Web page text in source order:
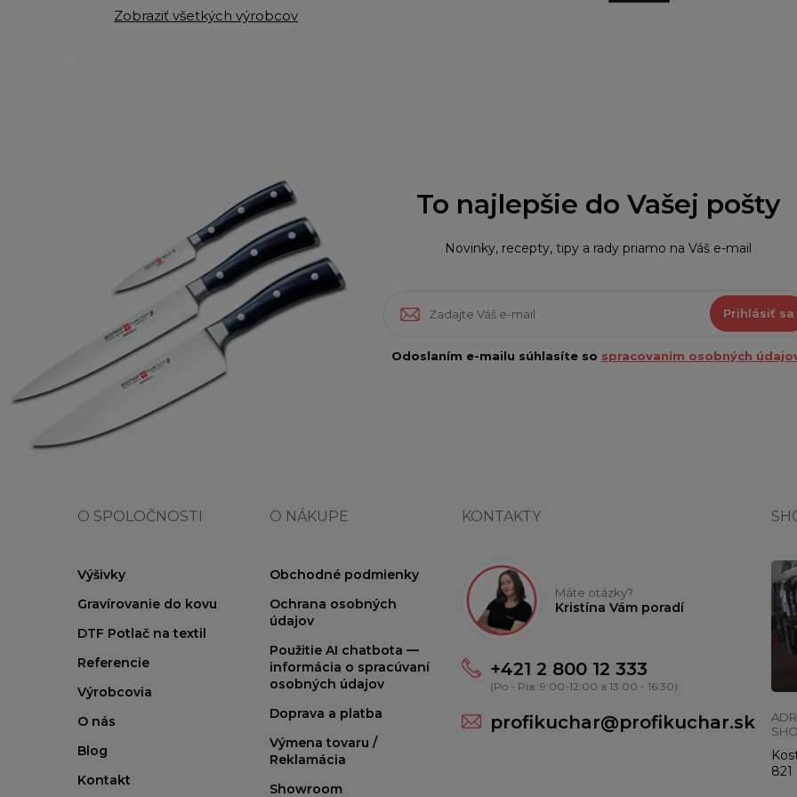
Zobraziť všetkých výrobcov
To najlepšie do Vašej pošty
Novinky, recepty, tipy a rady priamo na Váš e-mail
Prihlásiť sa
Odoslaním e-mailu súhlasíte so spracovaním osobných
O SPOLOČNOSTI
Výšivky
Gravírovanie do kovu
DTF Potlač na textil
Referencie
Výrobcovia
O nás
Blog
Kontakt
O NÁKUPE
Obchodné podmienky
Ochrana osobných
údajov
Použitie AI chatbota —
informácia o spracúvaní
osobných údajov
Doprava a platba
Výmena tovaru /
Reklamácia
Showroom
KONTAKTY
Máte otázky?
Kristína Vám poradí
+421 2 800 12 333
(Po - Pia: 9:00-12:00 a 13:00 - 16:30)
profikuchar@profikuchar.sk